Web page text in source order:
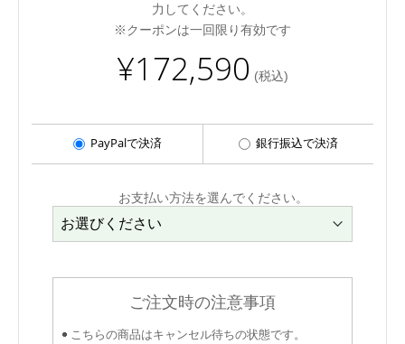
力してください。
※クーポンは一回限り有効です
¥172,590 (税込)
PayPalで決済 銀行振込で決済
お支払い方法を選んでください。
ご注文時の注意事項
こちらの商品はキャンセル待ちの状態です。